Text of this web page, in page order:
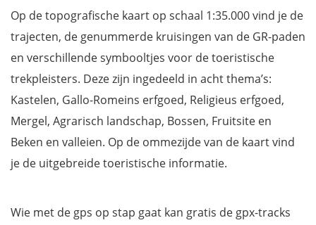
Op de topografische kaart op schaal 1:35.000 vind je de
trajecten, de genummerde kruisingen van de GR-paden
en verschillende symbooltjes voor de toeristische
trekpleisters. Deze zijn ingedeeld in acht thema’s:
Kastelen, Gallo-Romeins erfgoed, Religieus erfgoed,
Mergel, Agrarisch landschap, Bossen, Fruitsite en
Beken en valleien. Op de ommezijde van de kaart vind
je de uitgebreide toeristische informatie.
Wie met de gps op stap gaat kan gratis de gpx-tracks